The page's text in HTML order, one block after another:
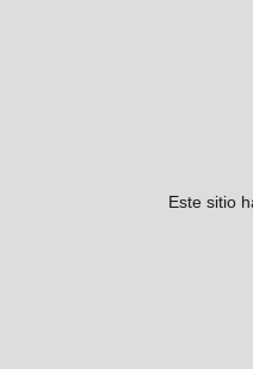
Este sitio